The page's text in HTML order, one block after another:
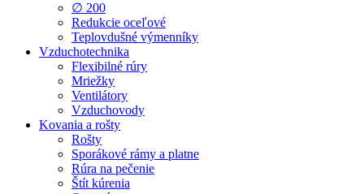
∅ 200
Redukcie oceľové
Teplovdušné výmenníky
Vzduchotechnika
Flexibilné rúry
Mriežky
Ventilátory
Vzduchovody
Kovania a rošty
Rošty
Sporákové rámy a platne
Rúra na pečenie
Štít kúrenia